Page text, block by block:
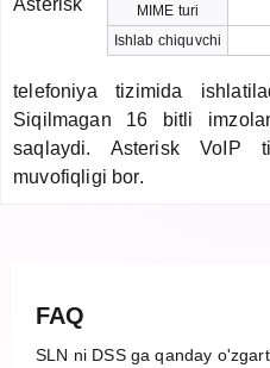
MIME turi
Ishlab chiquvchi
telefoniya tizimida
Siqilmagan 16 bitli
saqlaydi. Asterisk VoIP
muvofiqligi bor.
FAQ
SLN ni DSS ga qanday